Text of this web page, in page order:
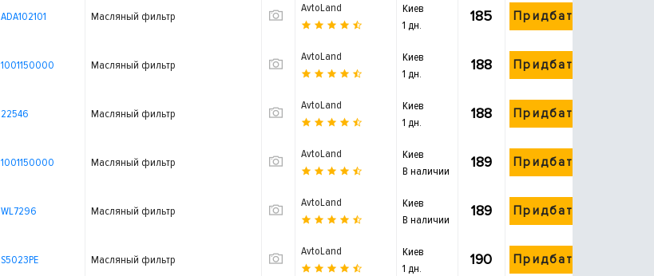
ADA102101 Масляный фильтр
AvtoLand
Киев
1 дн.
185 Придбати
1001150000 Масляный фильтр
AvtoLand
Киев
1 дн.
188 Придбати
22546 Масляный фильтр
AvtoLand
Киев
1 дн.
188 Придбати
1001150000 Масляный фильтр
AvtoLand
Киев
В наличии
189 Придбати
WL7296 Масляный фильтр
AvtoLand
Киев
В наличии
189 Придбати
S5023PE Масляный фильтр
AvtoLand
Киев
1 дн.
190 Придбати